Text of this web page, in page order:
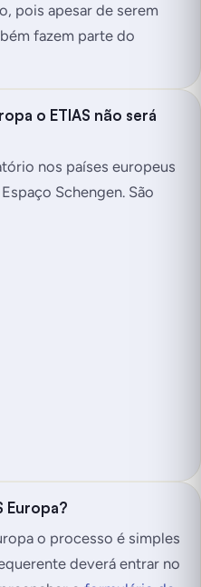
pois apesar de serem
fazem parte do
o ETIAS não será
nos países europeus
Schengen. São
Europa?
o processo é simples
deverá entrar no